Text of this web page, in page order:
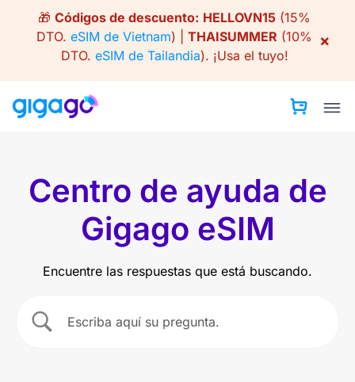
🎁 Códigos de descuento: HELLOVN15 (15%
DTO. eSIM de Vietnam) | THAISUMMER (10%
DTO. eSIM de Tailandia). ¡Usa el tuyo!
×
Centro de ayuda de
Gigago eSIM
Encuentre las respuestas que está buscando.